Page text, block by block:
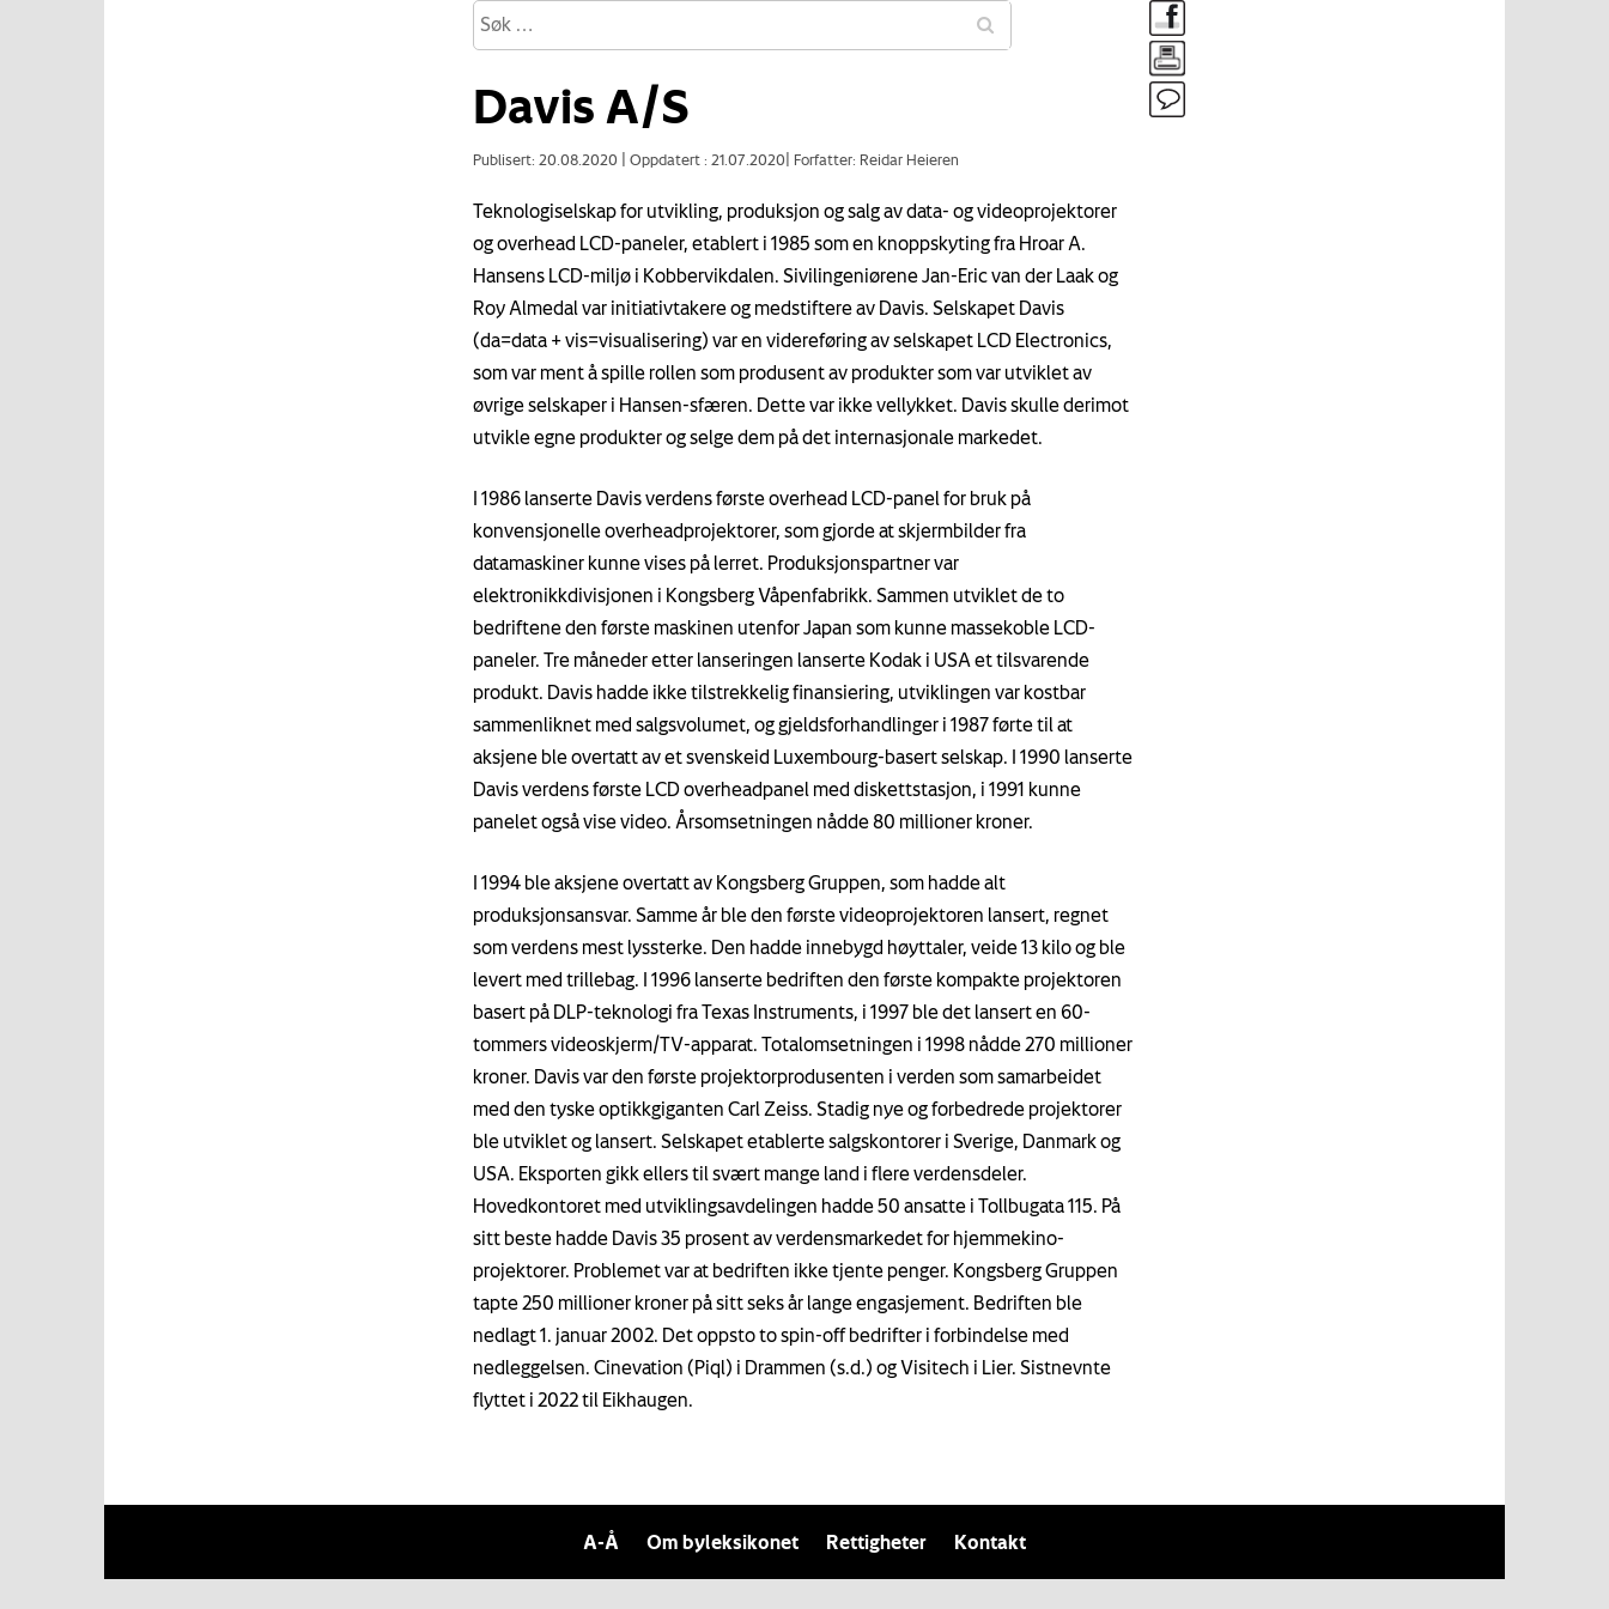
Davis A/S
Publisert: 20.08.2020 Oppdatert : 21.07.2020 Forfatter: Reidar Heieren
Teknologiselskap for utvikling, produksjon og salg av data- og videoprojektorer
og overhead LCD-paneler, etablert i 1985 som en knoppskyting fra Hroar A.
Hansens LCD-miljø i Kobbervikdalen. Sivilingeniørene Jan-Eric van der Laak og
Roy Almedal var initiativtakere og medstiftere av Davis. Selskapet Davis
(da=data + vis=visualisering) var en videreføring av selskapet LCD Electronics,
som var ment å spille rollen som produsent av produkter som var utviklet av
øvrige selskaper i Hansen-sfæren. Dette var ikke vellykket. Davis skulle derimot
utvikle egne produkter og selge dem på det internasjonale markedet.
I 1986 lanserte Davis verdens første overhead LCD-panel for bruk på
konvensjonelle overheadprojektorer, som gjorde at skjermbilder fra
datamaskiner kunne vises på lerret. Produksjonspartner var
elektronikkdivisjonen i Kongsberg Våpenfabrikk. Sammen utviklet de to
bedriftene den første maskinen utenfor Japan som kunne massekoble LCD-
paneler. Tre måneder etter lanseringen lanserte Kodak i USA et tilsvarende
produkt. Davis hadde ikke tilstrekkelig finansiering, utviklingen var kostbar
sammenliknet med salgsvolumet, og gjeldsforhandlinger i 1987 førte til at
aksjene ble overtatt av et svenskeid Luxembourg-basert selskap. I 1990 lanserte
Davis verdens første LCD overheadpanel med diskettstasjon, i 1991 kunne
panelet også vise video. Årsomsetningen nådde 80 millioner kroner.
I 1994 ble aksjene overtatt av Kongsberg Gruppen, som hadde alt
produksjonsansvar. Samme år ble den første videoprojektoren lansert, regnet
som verdens mest lyssterke. Den hadde innebygd høyttaler, veide 13 kilo og ble
levert med trillebag. I 1996 lanserte bedriften den første kompakte projektoren
basert på DLP-teknologi fra Texas Instruments, i 1997 ble det lansert en 60-
tommers videoskjerm/TV-apparat. Totalomsetningen i 1998 nådde 270 millioner
kroner. Davis var den første projektorprodusenten i verden som samarbeidet
med den tyske optikkgiganten Carl Zeiss. Stadig nye og forbedrede projektorer
ble utviklet og lansert. Selskapet etablerte salgskontorer i Sverige, Danmark og
USA. Eksporten gikk ellers til svært mange land i flere verdensdeler.
Hovedkontoret med utviklingsavdelingen hadde 50 ansatte i Tollbugata 115. På
sitt beste hadde Davis 35 prosent av verdensmarkedet for hjemmekino-
projektorer. Problemet var at bedriften ikke tjente penger. Kongsberg Gruppen
tapte 250 millioner kroner på sitt seks år lange engasjement. Bedriften ble
nedlagt 1. januar 2002. Det oppsto to spin-off bedrifter i forbindelse med
nedleggelsen. Cinevation (Piql) i Drammen (s.d.) og Visitech i Lier. Sistnevnte
flyttet i 2022 til Eikhaugen.
A-Å Om byleksikonet Rettigheter Kontakt